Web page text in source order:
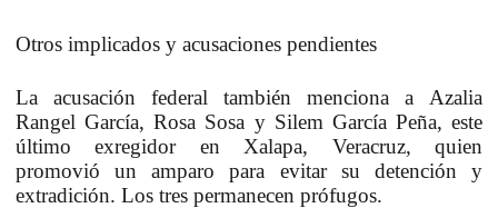
Otros implicados y acusaciones pendientes
La acusación federal también menciona a Azalia
Rangel García, Rosa Sosa y Silem García Peña, este
último exregidor en Xalapa, Veracruz, quien
promovióun amparo para evitar su detención y
extradición. Los tres permanecen prófugos.